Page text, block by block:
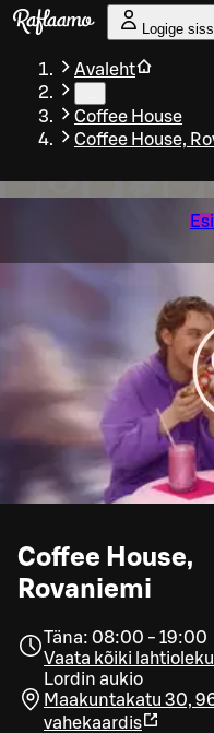
Liigu peamise sisu juurde
Logige
Avaleht
Coffee House
Coffee House,
Coffee House,
Rovaniemi
Täna: 08:00 - 19:00
Vaata kõiki
Lordin aukio
Maakuntakatu 30,
vahekaardis